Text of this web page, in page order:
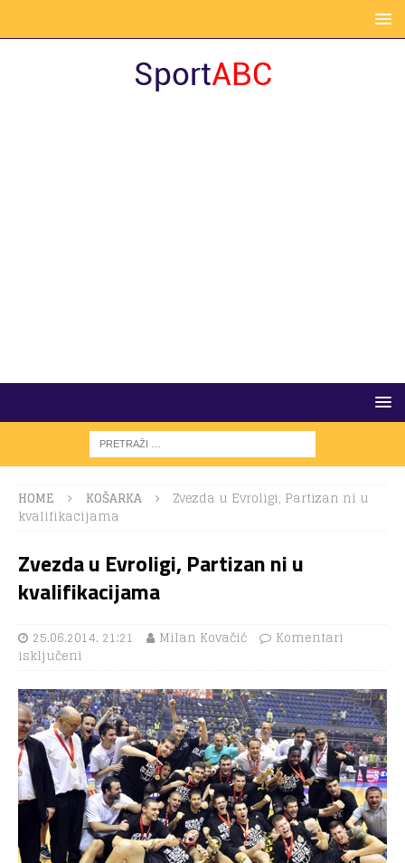
HOME KOŠARKA
Zvezda u Evroligi, Partizan ni u
kvalifikacijama
Zvezda u Evroligi, Partizan ni u
kvalifikacijama
25.06.2014. 21:21 Milan Kovačić
Komentari
isključeni